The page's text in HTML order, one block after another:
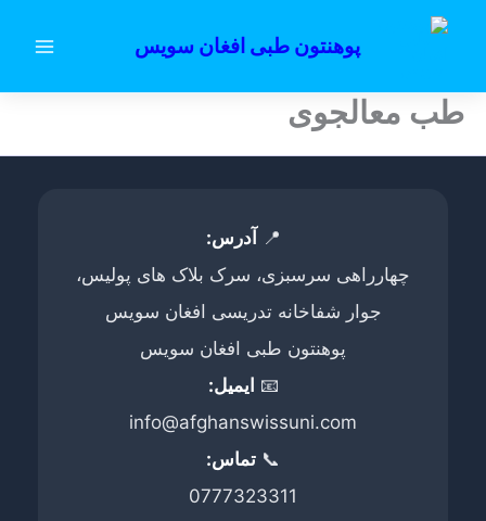
پوهنتون طبی افغان سویس
طب معالجوی
📍
آدرس:
چهارراهی سرسبزی، سرک بلاک های پولیس،
جوار شفاخانه تدریسی افغان سویس
پوهنتون طبی افغان سویس
📧 ایمیل:
info@afghanswissuni.com
📞 تماس:
0777323311